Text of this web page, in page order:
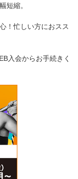
短縮。
！忙しい方におスス
入会からお手続きく